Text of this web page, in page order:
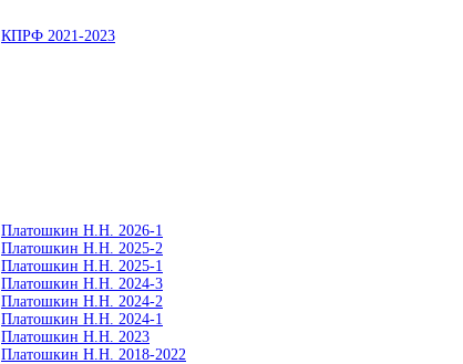
КПРФ 2021-2023
Платошкин Н.Н. 2026-1
Платошкин Н.Н. 2025-2
Платошкин Н.Н. 2025-1
Платошкин Н.Н. 2024-3
Платошкин Н.Н. 2024-2
Платошкин Н.Н. 2024-1
Платошкин Н.Н. 2023
Платошкин Н.Н. 2018-2022